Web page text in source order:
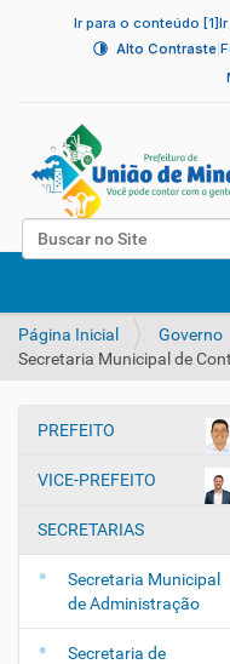
Ir para o conteúdo [1]
Alto Contraste|
Busca
v
Página Inicial Governo
Secretaria Municipal de
N
e
g
a
ã
PREFEITO
VICE-PREFEITO
SECRETARIAS
Secretaria Municipal
de Administração
Secretaria de